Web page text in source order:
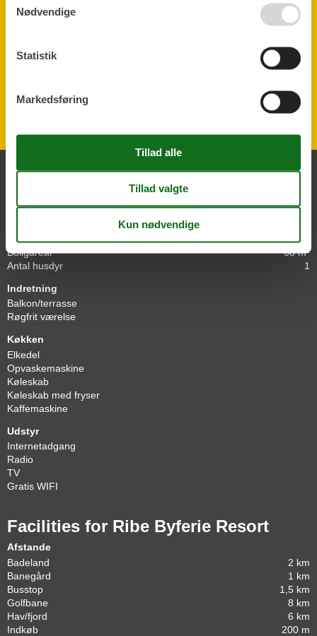
Alle faciliteter
Boligareal
68 m²
Antal husdyr
1
Indretning
Balkon/terrasse
Røgfrit værelse
Køkken
Elkedel
Opvaskemaskine
Køleskab
Køleskab med fryser
Kaffemaskine
Udstyr
Internetadgang
Radio
TV
Gratis WIFI
Facilities for Ribe Byferie Resort
Afstande
Badeland
2 km
Banegård
1 km
Busstop
1,5 km
Golfbane
8 km
Hav/fjord
6 km
Indkøb
200 m
Nødvendige
Statistik
Markedsføring